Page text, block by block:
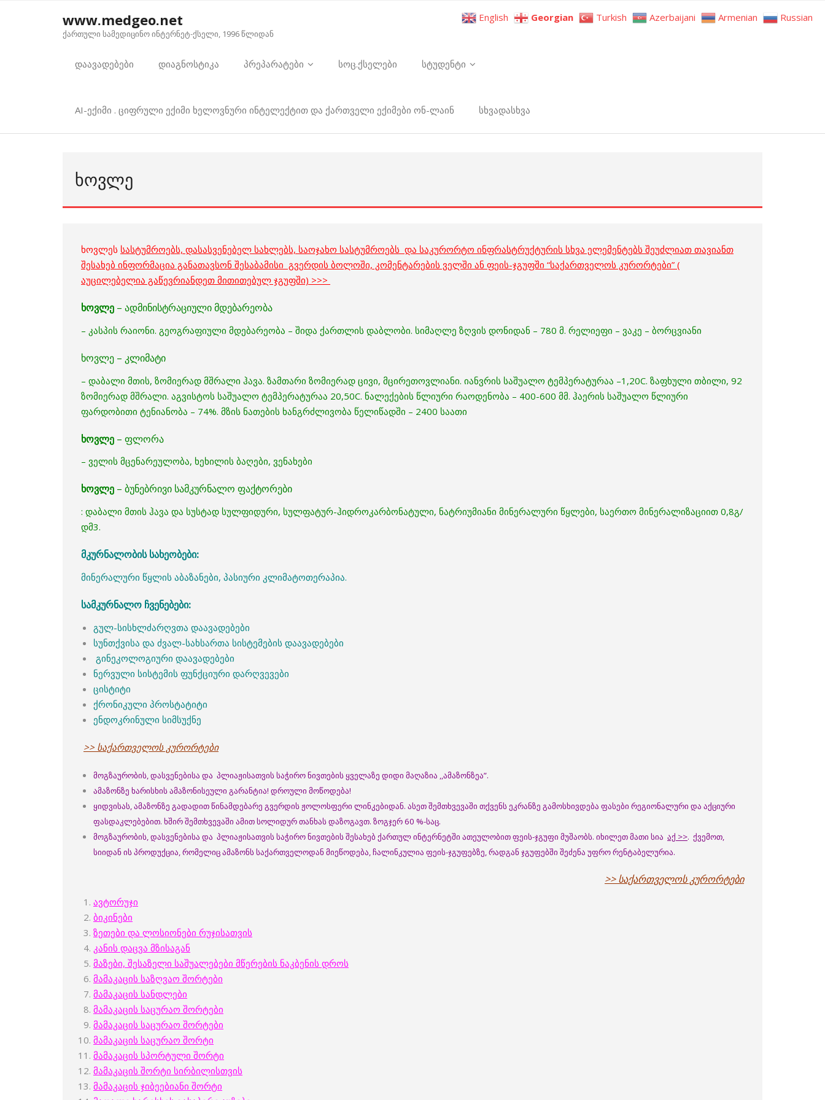
www.medgeo.net
ქართული სამედიცინო ინტერნეტ-ქსელი, 1996 წლიდან
დაავადებები დიაგნოსტიკა პრეპარატები სოც.ქსელები სტუდენტი
AI-ექიმი . ციფრული ექიმი ხელოვნური ინტელექტით და ქართველი ექიმები ონ-ლაინ სხვადასხვა
ᲮᲝᲕᲚᲔ
ხოვლეს სასტუმროებს, დასასვენებელ სახლებს, საოჯახო სასტუმროებს და საკურორტო ინფრასტრუქტურის სხვა ელემენტებს შეუძლიათ თავიანთ
შესახებ ინფორმაცია განათავსონ შესაბამისი გვერდის ბოლოში, კომენტარების ველში ან ფეის-ჯგუფში “საქართველოს კურორტები” (
აუცილებელია გაწევრიანდეთ მითითებულ ჯგუფში) >>>
ხოვლე – ადმინისტრაციული მდებარეობა
– კასპის რაიონი. გეოგრაფიული მდებარეობა – შიდა ქართლის დაბლობი. სიმაღლე ზღვის დონიდან – 780 მ. რელიეფი – ვაკე – ბორცვიანი
ხოვლე – კლიმატი
– დაბალი მთის, ზომიერად მშრალი ჰავა. ზამთარი ზომიერად ცივი, მცირეთოვლიანი. იანვრის საშუალო ტემპერატურაა –1,20C. ზაფხული თბილი, 92
ზომიერად მშრალი. აგვისტოს საშუალო ტემპერატურაა 20,50C. ნალექების წლიური რაოდენობა – 400-600 მმ. ჰაერის საშუალო წლიური
ფარდობითი ტენიანობა – 74%. მზის ნათების ხანგრძლივობა წელიწადში – 2400 საათი
ხოვლე – ფლორა
– ველის მცენარეულობა, ხეხილის ბაღები, ვენახები
ხოვლე – ბუნებრივი სამკურნალო ფაქტორები
: დაბალი მთის ჰავა და სუსტად სულფიდური, სულფატურ-ჰიდროკარბონატული, ნატრიუმიანი მინერალური წყლები, საერთო მინერალიზაციით 0,8გ/
დმ3.
მკურნალობის სახეობები:
მინერალური წყლის აბაზანები, პასიური კლიმატოთერაპია.
სამკურნალო ჩვენებები:
გულ-სისხლძარღვთა დაავადებები
სუნთქვისა და ძვალ-სახსართა სისტემების დაავადებები
გინეკოლოგიური დაავადებები
ნერვული სისტემის ფუნქციური დარღვევები
ცისტიტი
ქრონიკული პროსტატიტი
ენდოკრინული სიმსუქნე
>> საქართველოს კურორტები
მოგზაურობის, დასვენებისა და პლიაჟისათვის საჭირო ნივთების ყველაზე დიდი მაღაზია ,,ამაზონზეა”.
ამაზონზე ხარისხის ამაზონისეული გარანტია! დროული მოწოდება!
ყიდვისას, ამაზონზე გადადით წინამდებარე გვერდის ჟოლოსფერი ლინკებიდან. ასეთ შემთხვევაში თქვენს ეკრანზე გამოსხივდება ფასები რეგიონალური და აქციური
ფასდაკლებებით. ხშირ შემთხვევაში ამით სოლიდურ თანხას დაზოგავთ. ზოგჯერ 60 %-საც.
მოგზაურობის, დასვენებისა და პლიაჟისათვის საჭირო ნივთების შესახებ ქართულ ინტერნეტში ათეულობით ფეის-ჯგუფი მუშაობს. იხილეთ მათი სია აქ >>. ქვემოთ,
სიიდან ის პროდუქცია, რომელიც ამაზონს საქართველოდან მიეწოდება, ჩალინკულია ფეის-ჯგუფებზე, რადგან ჯგუფებში შეძენა უფრო რენტაბელურია.
>> საქართველოს კურორტები
ავტორუჯი
ბიკინები
ზეთები და ლოსიონები რუჯისათვის
კანის დაცვა მზისაგან
მაზები, შესაზელი საშუალებები მწერების ნაკბენის დროს
მამაკაცის საზღვაო შორტები
მამაკაცის სანდლები
მამაკაცის საცურაო შორტები
მამაკაცის საცურაო შორტები
მამაკაცის საცურაო შორტი
მამაკაცის სპორტული შორტი
მამაკაცის შორტი სირბილისთვის
მამაკაცის ჯიბეებიანი შორტი
English Georgian Turkish Azerbaijani Armenian Russian